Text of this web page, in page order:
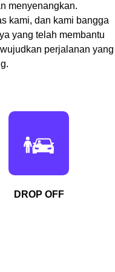
menyenangkan.
kami, dan kami bangga
yang telah membantu
perjalanan yang
DROP OFF